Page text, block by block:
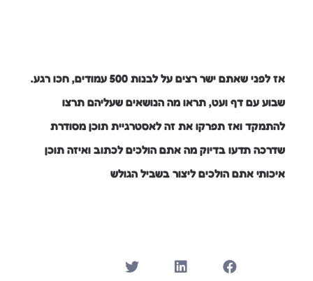
אז לפני שאתם ישר רצים על לבנות 500 עמודים, חכו רגע.
שבוע עם דף ועט, תראו מה הנושאים שעליהם תרצו
להתמקד ואז תפרקו את זה לאסטרגיית תוכן מסודרת
שדרכה תדעו בדיוק מה אתם הולכים לכתוב ואיזה תוכן
איכותי אתם הולכים ליצור בשביל הגולש